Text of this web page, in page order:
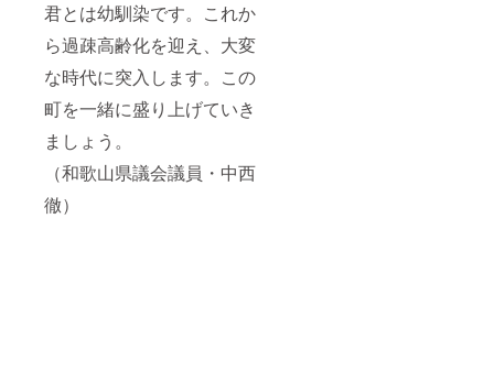
君とは幼馴染です。これか
ら過疎高齢化を迎え、大変
な時代に突入します。この
町を一緒に盛り上げていき
ましょう。
（和歌山県議会議員・中西
徹）